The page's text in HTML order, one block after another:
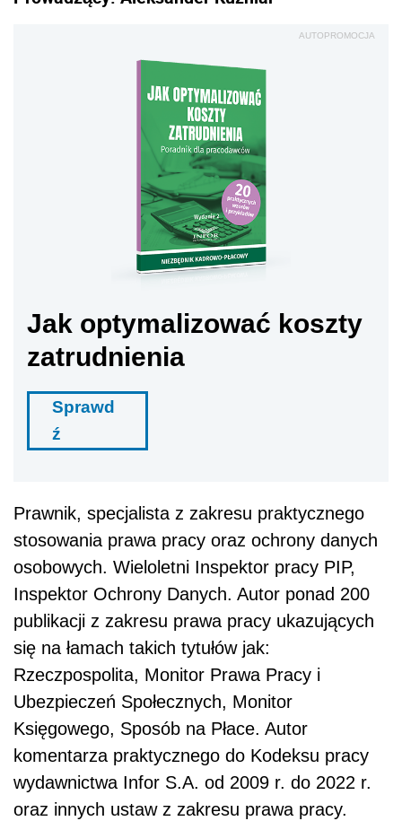
AUTOPROMOCJA
Jak optymalizować koszty
zatrudnienia
Sprawd
ź
Prawnik, specjalista z zakresu praktycznego
stosowania prawa pracy oraz ochrony danych
osobowych. Wieloletni Inspektor pracy PIP,
Inspektor Ochrony Danych. Autor ponad 200
publikacji z zakresu prawa pracy ukazujących
się na łamach takich tytułów jak:
Rzeczpospolita, Monitor Prawa Pracy i
Ubezpieczeń Społecznych, Monitor
Księgowego, Sposób na Płace. Autor
komentarza praktycznego do Kodeksu pracy
wydawnictwa Infor S.A. od 2009 r. do 2022 r.
oraz innych ustaw z zakresu prawa pracy.